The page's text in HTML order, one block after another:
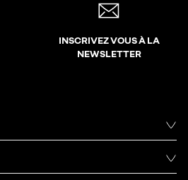
INSCRIVEZ VOUS À LA
NEWSLETTER